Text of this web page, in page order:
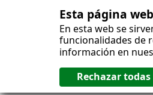
Esta página
En esta web se
funcionalidades de
información en